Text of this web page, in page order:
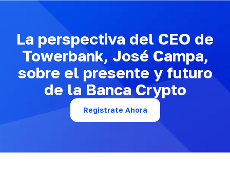
La perspectiva del CEO de
Towerbank, José Campa,
sobre el presente y futuro
de la Banca Crypto
Registrate Ahora